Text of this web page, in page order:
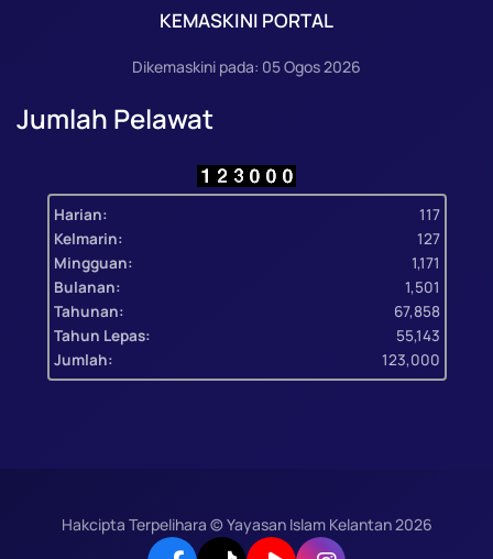
KEMASKINI PORTAL
Dikemaskini pada: 05 Ogos 2026
Jumlah Pelawat
Harian:
117
Kelmarin:
127
Mingguan:
1,171
Bulanan:
1,501
Tahunan:
67,858
Tahun Lepas:
55,143
Jumlah:
123,000
Hakcipta Terpelihara © Yayasan Islam Kelantan2026